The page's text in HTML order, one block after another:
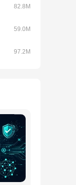
82.8M
59.0M
97.2M